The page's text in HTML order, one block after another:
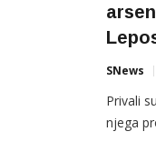
SNews
Privali
njega